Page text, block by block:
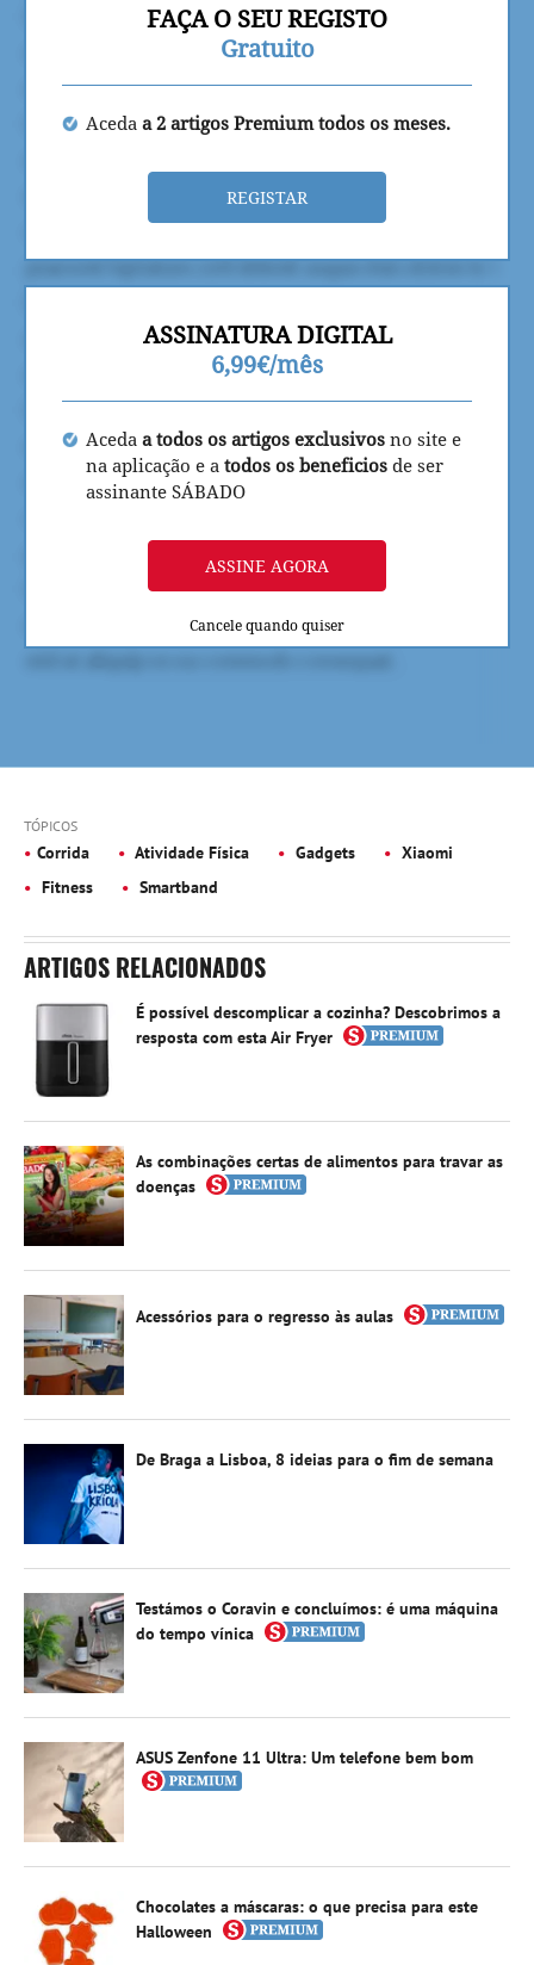
FAÇA O SEU REGISTO
Gratuito
Aceda a 2 artigos Premium todos os meses.
REGISTAR
ASSINATURA DIGITAL
6,99€/mês
Aceda a todos os artigos exclusivos no site e
na aplicação e a todos os beneficios de ser
assinante SÁBADO
ASSINE AGORA
Cancele quando quiser
TÓPICOS
Corrida Atividade Física Gadgets
Xiaomi
Fitness
Smartband
ARTIGOS RELACIONADOS
É possível descomplicar a cozinha? Descobrimos a
resposta com esta Air Fryer
As combinações certas de alimentos para travar as
doenças
Acessórios para o regresso às aulas
De Braga a Lisboa, 8 ideias para o fim de semana
Testámos o Coravin e concluímos: é uma máquina
do tempo vínica
ASUS Zenfone 11 Ultra: Um telefone bem bom
Chocolates a máscaras: o que precisa para este
Halloween